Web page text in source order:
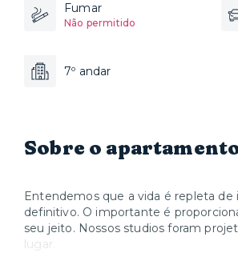
Fumar
Não permitido
7º andar
Sobre o
Entendemos que a vida é repleta de
definitivo. O importante é
seu jeito. Nossos studios foram
lugar.